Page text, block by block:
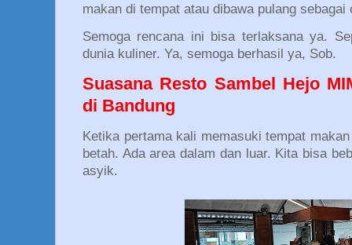
makan di tempat atau dibawa pulang sebagai
Semoga rencana ini bisa terlaksana ya.
dunia kuliner. Ya, semoga berhasil ya, Sob.
Suasana Resto Sambel Hejo
di Bandung
Ketika pertama kali memasuki tempat
betah. Ada area dalam dan luar. Kita bisa
asyik.